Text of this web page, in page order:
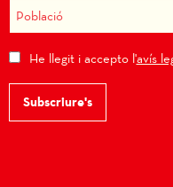
He llegit i accepto l'avís
Subscriure's